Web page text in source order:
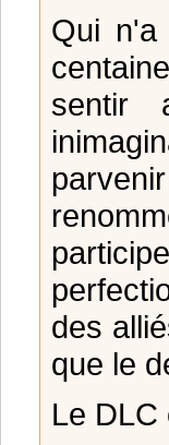
Qui n'a
sentir
des
que le
Le DLC